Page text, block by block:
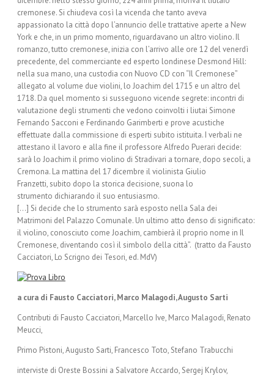
cremonese. Si chiudeva così la vicenda che tanto aveva
appassionato la città dopo l’annuncio delle trattative aperte a New
York e che, in un primo momento, riguardavano un altro violino. Il
romanzo, tutto cremonese, inizia con l’arrivo alle ore 12 del venerdì
precedente, del commerciante ed esperto londinese Desmond Hill:
nella sua mano, una custodia con Nuovo CD con “Il Cremonese”
allegato al volume due violini, lo Joachim del 1715 e un altro del
1718. Da quel momento si susseguono vicende segrete: incontri di
valutazione degli strumenti che vedono coinvolti i liutai Simone
Fernando Sacconi e Ferdinando Garimberti e prove acustiche
effettuate dalla commissione di esperti subito istituita. I verbali ne
attestano il lavoro e alla fine il professore Alfredo Puerari decide:
sarà lo Joachim il primo violino di Stradivari a tornare, dopo secoli, a
Cremona. La mattina del 17 dicembre il violinista Giulio
Franzetti, subito dopo la storica decisione, suona lo
strumento dichiarando il suo entusiasmo.
[…] Si decide che lo strumento sarà esposto nella Sala dei
Matrimoni del Palazzo Comunale. Un ultimo atto denso di significato:
il violino, conosciuto come Joachim, cambierà il proprio nome in Il
Cremonese, diventando così il simbolo della città”. (tratto da Fausto
Cacciatori, Lo Scrigno dei Tesori, ed. MdV)
a cura di Fausto Cacciatori, Marco Malagodi, Augusto Sarti
Contributi di Fausto Cacciatori, Marcello Ive, Marco Malagodi, Renato
Meucci,
Primo Pistoni, Augusto Sarti, Francesco Toto, Stefano Trabucchi
interviste di Oreste Bossini a Salvatore Accardo, Sergej Krylov,